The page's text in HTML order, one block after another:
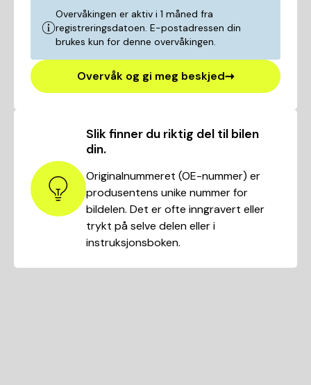
Slik finner du riktig del til bilen
din.
Originalnummeret (OE-nummer) er
produsentens unike nummer for
bildelen. Det er ofte inngravert eller
trykt på selve delen eller i
instruksjonsboken.
Overvåkingen er aktiv i 1 måned fra
registreringsdatoen. E-postadressen din
brukes kun for denne overvåkingen.
Overvåk og gi meg beskjed